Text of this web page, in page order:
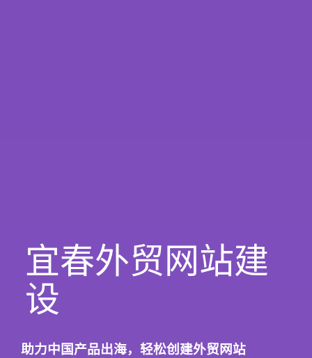
宜春外贸网站建
设
助力中国产品出海，轻松创建外贸网站